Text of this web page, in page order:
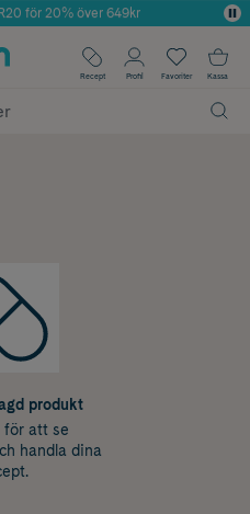
inom Skönhet
för 20% över 649kr
frakt
alla köp*
Recept Profil Favoriter Kassa
produkt
för att se
handla dina